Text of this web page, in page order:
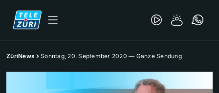
ZüriNews Sonntag, 20. September 2020 — Ganze Sendung